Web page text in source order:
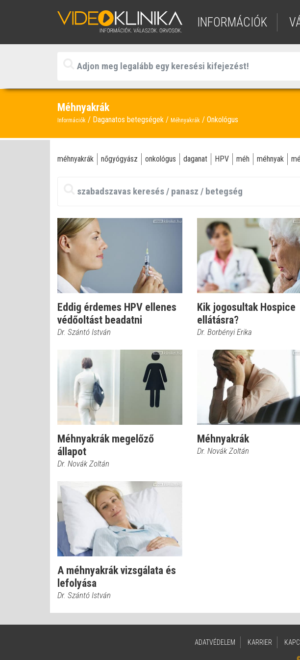
INFORMÁCIÓK
Méhnyakrák
Információk Daganatos betegségek Méhnyakrák Onkológus
méhnyakrák nőgyógyász onkológus daganat HPV méh méhnyak
Eddig érdemes HPV ellenes
védőoltást beadatni
Dr. Szántó István
Kik jogosultak Hospice
ellátásra?
Dr. Borbényi Erika
Méhnyakrák megelőző
állapot
Dr. Novák Zoltán
Méhnyakrák
Dr. Novák Zoltán
A méhnyakrák vizsgálata és
lefolyása
Dr. Szántó István
ADATVÉDELEM KARRIER